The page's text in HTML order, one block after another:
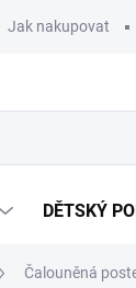
Jak nakupovat
DĚTSKÝ
Čalouněná